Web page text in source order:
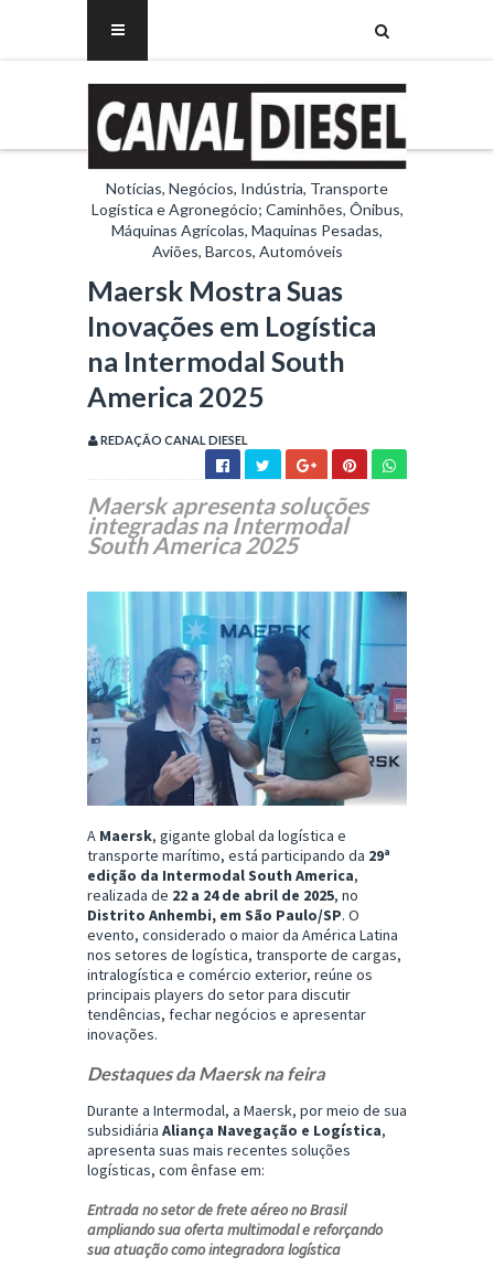
Notícias, Negócios, Indústria, Transporte
Logística e Agronegócio; Caminhões, Ônibus,
Máquinas Agrícolas, Maquinas Pesadas,
Aviões, Barcos, Automóveis
Maersk Mostra Suas
Inovações em Logística
na Intermodal South
America 2025
REDAÇÃO CANAL DIESEL
Maersk apresenta soluções
integradas na Intermodal
South America 2025
A Maersk, gigante global da logística e
transporte marítimo, está participando da 29ª
edição da Intermodal South America,
realizada de 22 a 24 de abril de 2025, no
Distrito Anhembi, em São Paulo/SP. O
evento, considerado o maior da América Latina
nos setores de logística, transporte de cargas,
intralogística e comércio exterior, reúne os
principais players do setor para discutir
tendências, fechar negócios e apresentar
inovações.
Destaques da Maersk na feira
Durante a Intermodal, a Maersk, por meio de sua
subsidiária Aliança Navegação e Logística,
apresenta suas mais recentes soluções
logísticas, com ênfase em:
Entrada no setor de frete aéreo no Brasil
ampliando sua oferta multimodal e reforçando
sua atuação como integradora logística